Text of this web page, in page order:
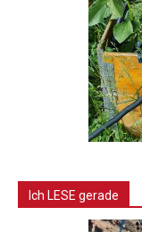
Ich LESE gerade